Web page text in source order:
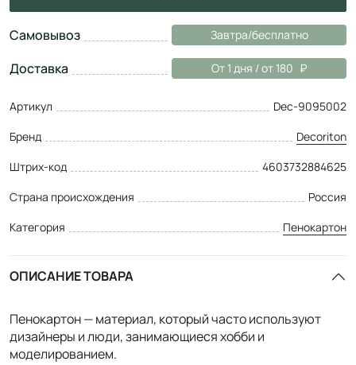
Самовывоз Завтра/бесплатно
Доставка От 1 дня / от 180
Артикул
Dec-9095002
Бренд
Decoriton
Штрих-код
4603732884625
Страна происхождения
Россия
Категория
Пенокартон
ОПИСАНИЕ ТОВАРА
Пенокартон — материал, который часто используют
дизайнеры и люди, занимающиеся хобби и
моделированием.